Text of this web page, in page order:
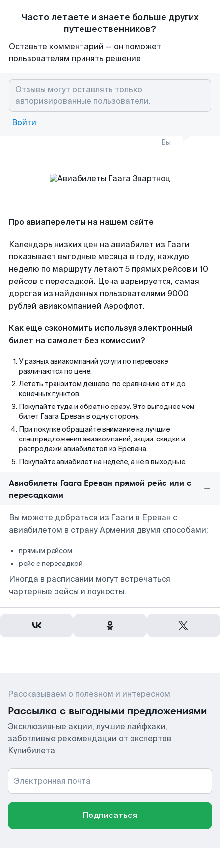
Часто летаете и знаете больше других
путешественников?
Оставьте комментарий — он поможет
пользователям принять решение
Войти
Вы
Про авиаперелеты на нашем сайте
Календарь низких цен на авиабилет из Гааги
показывает выгодные месяца в году, каждую
неделю по маршруту летают 5 прямых рейсов и 10
рейсов с пересадкой. Цена варьируется, самая
дорогая из найденных пользователями 9000
рублей авиакомпанией Аэрофлот.
Как еще сэкономить используя электронный
билет на самолет без комиссии?
У разных авиакомпаний услуги по перевозке
различаются по цене.
Лететь транзитом дешево, по сравнению от и до
конечных пунктов.
Покупайте туда и обратно сразу. Это выгоднее чем
билет Гаага Ереван в одну сторону.
При покупке обращайте внимание на лучшие
спецпредложения авиакомпаний, акции, скидки и
распродажи авиабилетов из Еревана.
Покупайте авиабилет на неделе, а не в выходные.
Авиабилеты Гаага Ереван прямой рейс или с
пересадками
Вы можете добраться из Гааги в Ереван с
авиабилетом в страну Армения двумя способами:
прямым рейсом
рейс с пересадкой
Иногда в расписании могут встречаться
чартерные рейсы и лоукосты.
Рассказываем о полезном и интересном
Рассылка с выгодными предложениями
Эксклюзивные акции, лучшие лайфхаки,
заботливые рекомендации от экспертов
Купибилета
Электронная почта
Подписаться